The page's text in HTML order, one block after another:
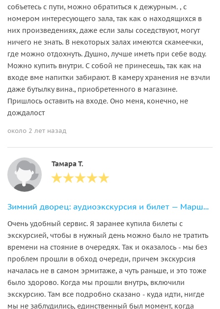
собъетесь с пути, можно обратиться к дежурным. , с
номером интересующего зала, так как о находящихся в
них произведениях, даже если залы соседствуют, могут
ничего не знать. В некоторых залах имеются скамеечки,
где можно отдохнуть. Душно, лучше иметь при себе воду.
Можно купить внутри. С собой не принесешь, так как на
входе вме напитки забирают. В камеру хранения не взчли
даже бутылку вина., приобретенного в магазине.
Пришлось оставить на входе. Оно меня, конечно, не
дождалост
около 2 лет назад
Тамара Т.
Зимний дворец: аудиоэкскурсия и билет — Маршрут 1
Очень удобный сервис. Я заранее купила билеты с
экскурсией, чтобы в нужный день можно было не тратить
времени на стояние в очередях. Так и оказалось - мы без
проблем прошли в обход очереди, причем экскурсия
началась не в самом эрмитаже, а чуть раньше, и это тоже
было здорово. Когда мы прошли внутрь, включили
экскурсию. Там все подробно сказано - куда идти, нигде
мы не заблудились, единственный был момент, когда